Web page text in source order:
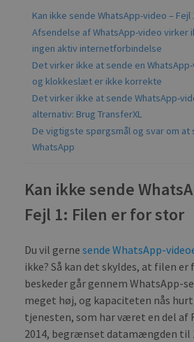
Kan ikke sende WhatsApp-video –
Afsendelse af WhatsApp-video virker
ingen aktiv internetforbindelse
Det virker ikke at sende en
og klokkeslæt er ikke korrekte
Det virker ikke at sende WhatsApp-
alternativ: Brug TransferXL
De vigtigste spørgsmål og svar om at
WhatsApp
Kan ikke sende
Fejl 1: Filen er for stor
Du vil gerne sende WhatsApp-
ikke? Så kan det skyldes, at filen er
beskeder går gennem WhatsApp-
meget høj, og kapaciteten nås
tjenesten, som har været en del af
2014, begrænset datamængden til